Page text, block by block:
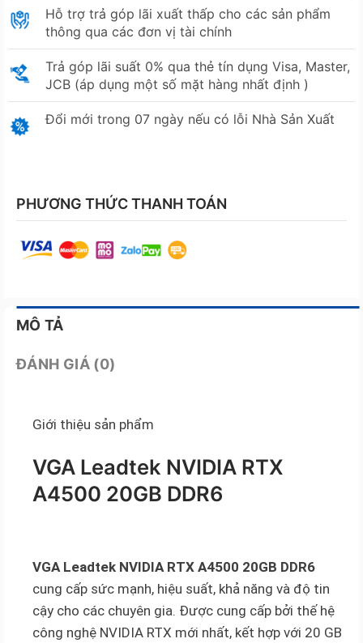
Hỗ trợ trả góp lãi xuất thấp cho các sản phẩm
thông qua các đơn vị tài chính
Trả góp lãi suất 0% qua thẻ tín dụng Visa, Master,
JCB (áp dụng một số mặt hàng nhất định )
Đổi mới trong 07 ngày nếu có lỗi Nhà Sản Xuất
PHƯƠNG THỨC THANH TOÁN
MÔ TẢ
ĐÁNH GIÁ (0)
Giới thiệu sản phẩm
VGA Leadtek NVIDIA RTX
A4500 20GB DDR6
VGA Leadtek NVIDIA RTX A4500 20GB DDR6
cung cấp sức mạnh, hiệu suất, khả năng và độ tin
cậy cho các chuyên gia. Được cung cấp bởi thế hệ
công nghệ NVIDIA RTX mới nhất, kết hợp với 20 GB